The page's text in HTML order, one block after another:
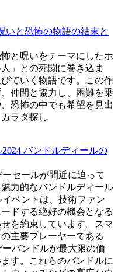
いと恐怖の物語の結末と
と呪いをテーマにしたホ
」との死闘に巻き込ま
ていく物語です。この作
仲間と協力し、困難を乗
恐怖の中でも希望を見出
ラダ探し
バンドルディールの
セールが間近に迫って
力的なバンドルディール
ベントは、技術ファン
ドする絶好の機会となる
を約束しています。スマ
主要プレーヤーである
バンドルが最大限の価
す。これらのバンドルに